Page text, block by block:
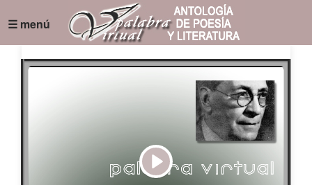
☰ menú
Play